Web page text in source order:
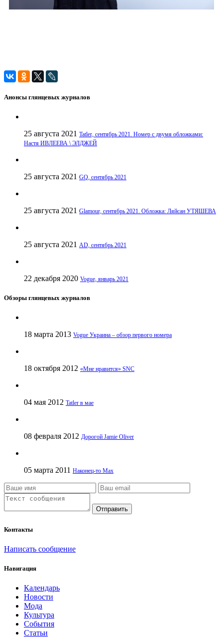
Анонсы глянцевых журналов
25 августа 2021 Tatler, сентябрь 2021. Номер с двумя обложками:
Настя ИВЛЕЕВА \ ЭЛДЖЕЙ
25 августа 2021 GQ, сентябрь 2021
25 августа 2021 Glamour, сентябрь 2021. Обложка: Ляйсан УТЯШЕВА
25 августа 2021 AD, сентябрь 2021
22 декабря 2020 Vogue, январь 2021
Обзоры глянцевых журналов
18 марта 2013 Vogue Украина – обзор первого номера
18 октября 2012 «Мне нравится» SNC
04 мая 2012 Tatler в мае
08 февраля 2012 Дорогой Jamie Oliver
05 марта 2011 Наконец-то Max
Отправить
Контакты
Написать сообщение
Навигация
Календарь
Новости
Мода
Культура
События
Статьи